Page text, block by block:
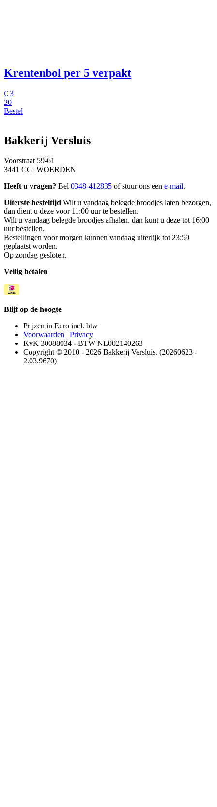
Krentenbol per 5 verpakt
€ 3
20
Bestel
Bakkerij Versluis
Voorstraat 59-61
3441 CG WOERDEN
Heeft u vragen? Bel 0348-412835 of stuur ons een e-mail.
Uiterste besteltijd Wilt u vandaag belegde broodjes laten bezorgen,
dan dient u deze voor 11:00 uur te bestellen.
Wilt u vandaag belegde broodjes afhalen, dan kunt u deze tot 16:00
uur bestellen.
Bestellingen voor morgen kunnen vandaag uiterlijk tot 23:59
geplaatst worden.
Op zondag gesloten.
Veilig betalen
Blijf op de hoogte
Prijzen in Euro incl. btw
Voorwaarden | Privacy
KvK 30088034 - BTW NL002140263
Copyright © 2010 - 2026 Bakkerij Versluis. (20260623 -
2.03.9670)